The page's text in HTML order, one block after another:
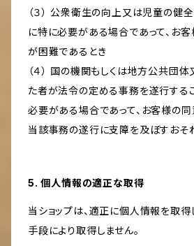
（３） 公衆衛生の向上又は児童の健
に特に必要がある場合であって、お
が困難であるとき
（４） 国の機関もしくは地方公共団
た者が法令の定める事務を遂行する
必要がある場合であって、お客様の同
当該事務の遂行に支障を及ぼすおそ
5. 個人情報の適正な取得
当ショップは、適正に個人情報を取得
手段により取得しません。